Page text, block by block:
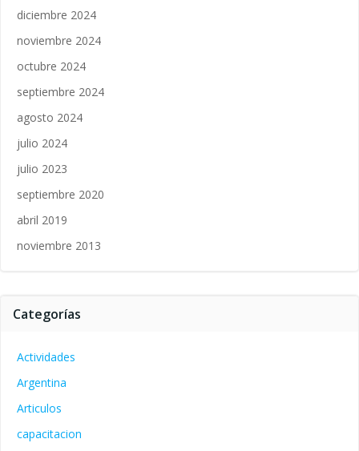
diciembre 2024
noviembre 2024
octubre 2024
septiembre 2024
agosto 2024
julio 2024
julio 2023
septiembre 2020
abril 2019
noviembre 2013
Categorías
Actividades
Argentina
Articulos
capacitacion